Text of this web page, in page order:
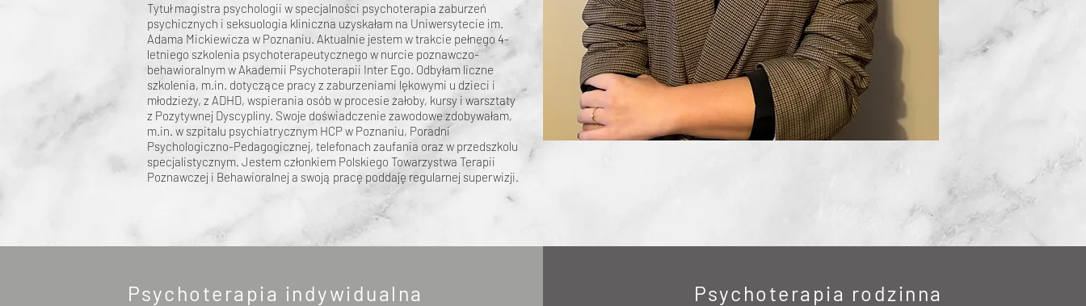
Tytuł magistra psychologii w specjalności psychoterapia zaburzeń
psychicznych i seksuologia kliniczna uzyskałam na Uniwersytecie im.
Adama Mickiewicza w Poznaniu. Aktualnie jestem w trakcie pełnego 4-
letniego szkolenia psychoterapeutycznego w nurcie poznawczo-
behawioralnym w Akademii Psychoterapii Inter Ego. Odbyłam liczne
szkolenia, m.in. dotyczące pracy z zaburzeniami lękowymi u dzieci i
młodzieży, z ADHD, wspierania osób w procesie żałoby, kursy i warsztaty
z Pozytywnej Dyscypliny. Swoje doświadczenie zawodowe zdobywałam,
m.in. w szpitalu psychiatrycznym HCP w Poznaniu, Poradni
Psychologiczno-Pedagogicznej, telefonach zaufania oraz w przedszkolu
specjalistycznym. Jestem członkiem Polskiego Towarzystwa Terapii
Poznawczej i Behawioralnej a swoją pracę poddaję regularnej superwizji.
Psychoterapia indywidualna Psychoterapia rodzinna